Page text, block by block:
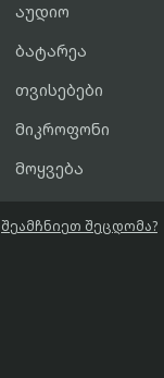
აუდიო
ბატარეა
თვისებები
მიკროფონი
მოყვება
შეამჩნიეთ შეცდომა?